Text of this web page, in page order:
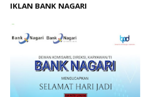
IKLAN BANK NAGARI